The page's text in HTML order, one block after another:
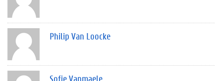
Philip Van Loocke
Sofie Vanmaele